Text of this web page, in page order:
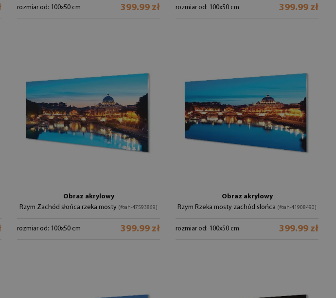
rozmiar od: 100x50 cm 399.99 zł rozmiar od: 100x50 cm 399.99 zł
Obraz akrylowy
Rzym Zachód słońca rzeka mosty (#oah-47593869)
rozmiar od: 100x50 cm 399.99 zł
Obraz akrylowy
Rzym Rzeka mosty zachód słońca (#oah-41908490)
rozmiar od: 100x50 cm 399.99 zł